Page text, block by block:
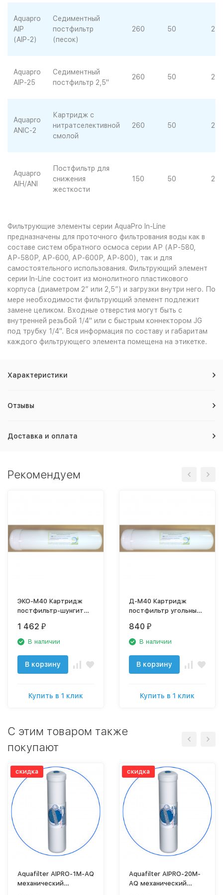
Aquapro
AIP
(AIP-2)
Седиментный
постфильтр
(песок)
260 50 25
Aquapro
AIP-25
Седиментный
постфильтр 2,5"
260 50 25
Aquapro
ANIC-2
Картридж с
нитратселективной
смолой
260 50 25
Aquapro
AIH/ANI
Постфильтр для
снижения
жесткости
150 50 25
Фильтрующие элементы серии AquaPro In-Line
предназначены для проточного фильтрования воды как в
составе систем обратного осмоса серии АР (АР-580,
АР-580Р, АР-600, АР-600Р, АР-800), так и для
самостоятельного использования. Фильтрующий элемент
серии In-Line состоит из монолитного пластикового
корпуса (диаметром 2” или 2,5”) и загрузки внутри него. По
мере необходимости фильтрующий элемент подлежит
замене целиком. Входные отверстия могут быть с
внутренней резьбой 1/4" или с быстрым коннектором JG
под трубку 1/4". Вся информация по составу и габаритам
каждого фильтрующего элемента помещена на этикетке.
Характеристики
Отзывы
Доставка и оплата
Рекомендуем
ЭКО-М40 Картридж
постфильтр-шунгит
1 462 ₽
В наличии
В корзину
Купить в 1 клик
Д-М40 Картридж
постфильтр угольный
840 ₽
В наличии
В корзину
Купить в 1 клик
C этим товаром также
покупают
скидка
Aquafilter AIPRO-1M-AQ
механический
скидка
Aquafilter AIPRO-20M-
AQ механический